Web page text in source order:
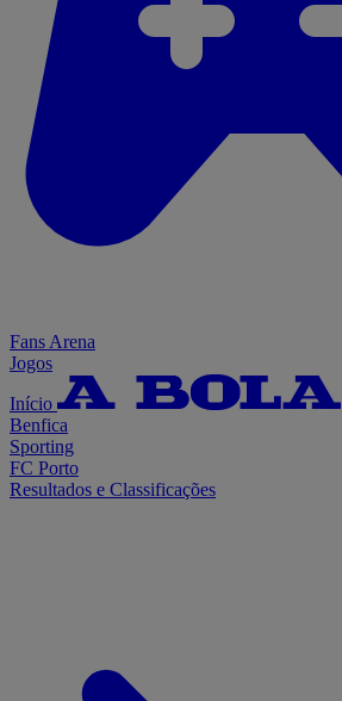
Fans Arena
Jogos
Início
Benfica
Sporting
FC Porto
Resultados e Classificações